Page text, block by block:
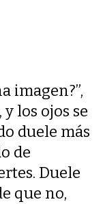
imagen?”,
los ojos se
duele más
de
Duele
que no,